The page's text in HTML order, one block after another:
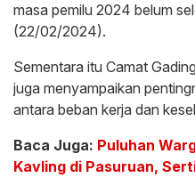
masa pemilu 2024 belum
(22/02/2024).
Sementara itu Camat
juga menyampaikan
antara beban kerja dan
Baca Juga: Puluhan
Kavling di Pasuruan,